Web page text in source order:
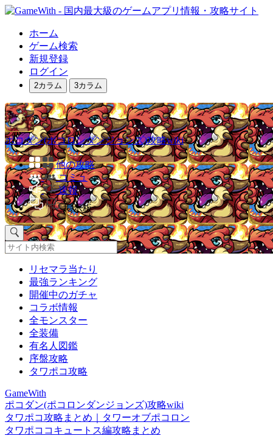
ホーム
ゲーム検索
新規登録
ログイン
2カラム 3カラム
ポコダン(ポコロンダンジョンズ)攻略wiki
他の攻略
コミュ
速報
掲示板
リセマラ当たり
最強ランキング
開催中のガチャ
コラボ情報
全モンスター
全装備
有名人図鑑
序盤攻略
タワポコ攻略
GameWith
ポコダン(ポコロンダンジョンズ)攻略wiki
タワポコ攻略まとめ｜タワーオブポコロン
タワポココキュートス編攻略まとめ